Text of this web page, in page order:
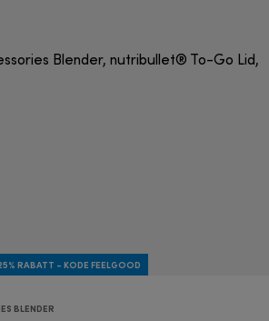
RABATT - KODE FEELGOOD
BLENDER